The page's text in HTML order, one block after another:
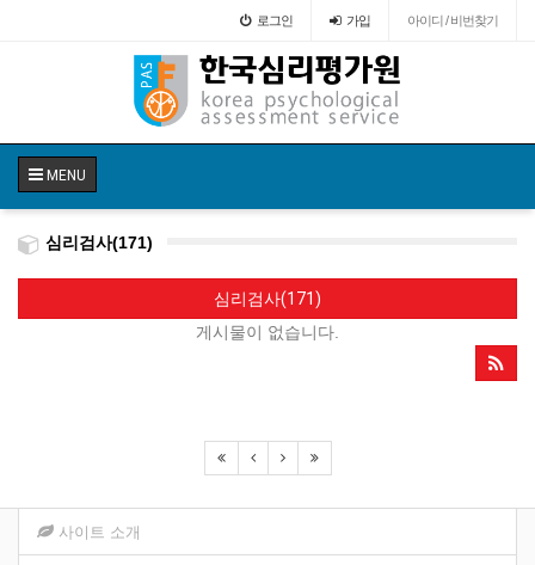
로그인 가입 아이디 / 비번찾기
MENU
심리검사(171)
심리검사(171)
게시물이 없습니다.
사이트 소개